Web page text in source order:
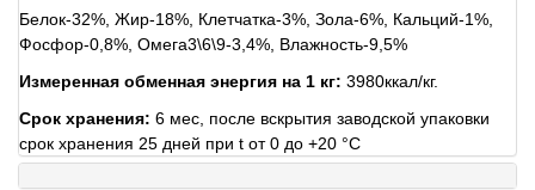
Белок-32%, Жир-18%, Клетчатка-3%, Зола-6%, Кальций-1%,
Фосфор-0,8%, Омега3\6\9-3,4%, Влажность-9,5%
Измеренная обменная энергия на 1 кг: 3980ккал/кг.
Срок хранения: 6 мес, после вскрытия заводской упаковки
срок хранения 25 дней при t от 0 до +20 °C